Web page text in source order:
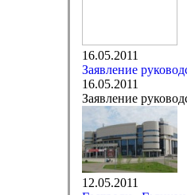
16.05.2011
Заявление
16.05.2011
Заявление
12.05.2011